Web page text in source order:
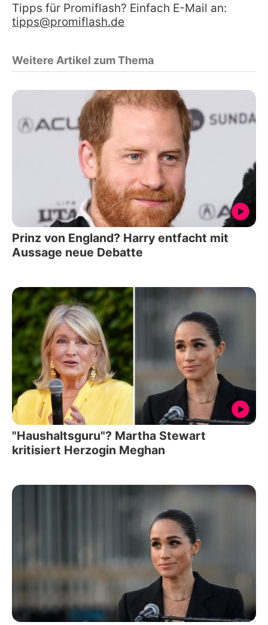
Tipps für Promiflash? Einfach E-Mail an:
tipps@promiflash.de
Weitere Artikel zum Thema
Prinz von England? Harry entfacht mit
Aussage neue Debatte
"Haushaltsguru"? Martha Stewart
kritisiert Herzogin Meghan